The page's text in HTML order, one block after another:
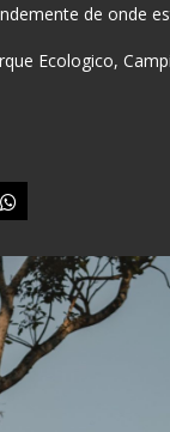
de onde
Ecologico,